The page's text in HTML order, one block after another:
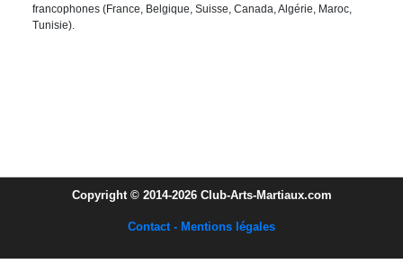
francophones (France, Belgique, Suisse, Canada, Algérie, Maroc,
Tunisie).
Copyright © 2014-2026 Club-Arts-Martiaux.com
Contact - Mentions légales